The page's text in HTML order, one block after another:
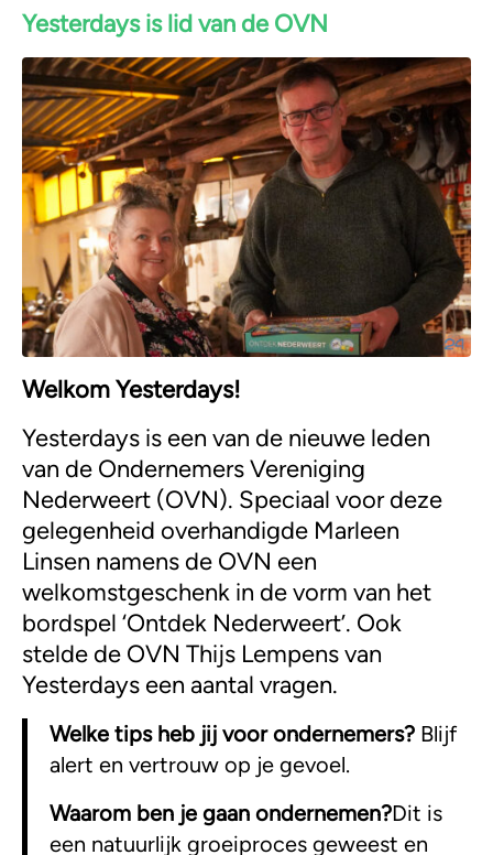
Yesterdays is lid van de OVN
Welkom Yesterdays!
Yesterdays is een van de nieuwe leden
van de Ondernemers Vereniging
Nederweert (OVN). Speciaal voor deze
gelegenheid overhandigde Marleen
Linsen namens de OVN een
welkomstgeschenk in de vorm van het
bordspel ‘Ontdek Nederweert’. Ook
stelde de OVN Thijs Lempens van
Yesterdays een aantal vragen.
Welke tips heb jij voor ondernemers? Blijf
alert en vertrouw op je gevoel.
Waarom ben je gaan ondernemen?Dit is
een natuurlijk groeiproces geweest en